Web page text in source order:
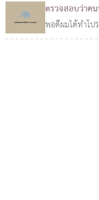
ตรวจสอบว่าค
ล้มเหลวหรือยก
พอดีผมได้ทำโป
อยู่ประมาณครึ่ง